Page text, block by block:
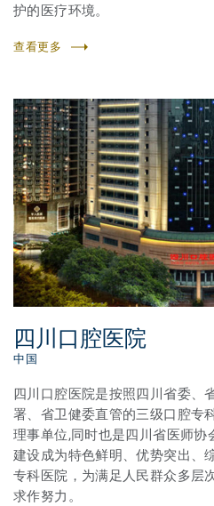
护的医疗环境。
查看更多
四川口腔医院
中国
四川口腔医院是按照四川省委、
署、省卫健委直管的三级口腔专
理事单位,同时也是四川省医师
建设成为特色鲜明、优势突出、
专科医院，为满足人民群众多层
求作努力。